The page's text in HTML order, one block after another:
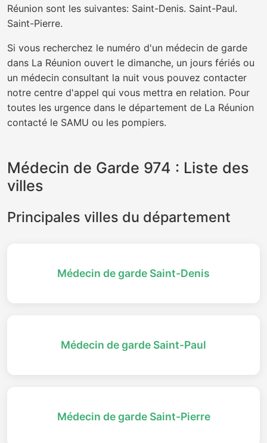
Réunion sont les suivantes: Saint-Denis. Saint-Paul.
Saint-Pierre.
Si vous recherchez le numéro d'un médecin de garde
dans La Réunion ouvert le dimanche, un jours fériés ou
un médecin consultant la nuit vous pouvez contacter
notre centre d'appel qui vous mettra en relation. Pour
toutes les urgence dans le département de La Réunion
contacté le SAMU ou les pompiers.
Médecin de Garde 974 : Liste des
villes
Principales villes du département
Médecin de garde Saint-Denis
Médecin de garde Saint-Paul
Médecin de garde Saint-Pierre